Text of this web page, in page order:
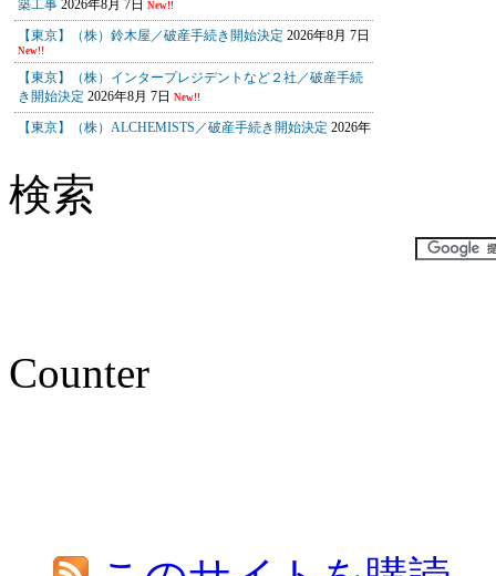
検索
Counter